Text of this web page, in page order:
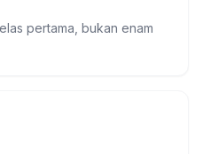
pertama, bukan enam